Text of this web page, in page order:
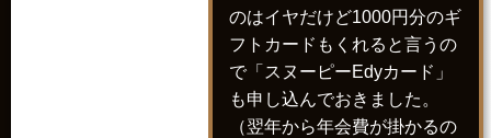
のはイヤだけど1000円分のギ
フトカードもくれると言うの
で「スヌーピーEdyカード」
も申し込んでおきました。
（翌年から年会費が掛かるの